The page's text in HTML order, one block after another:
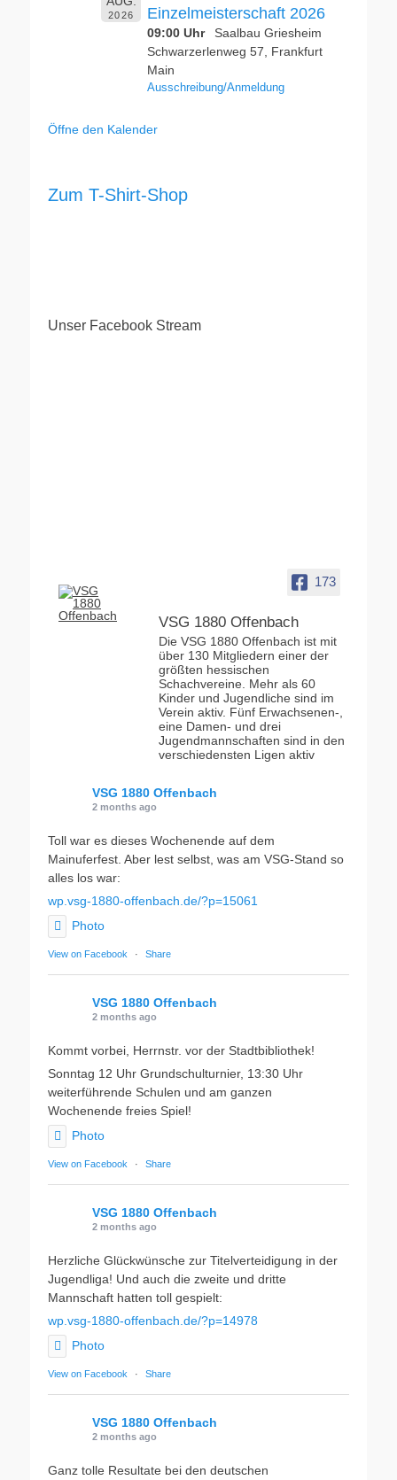
2026
Einzelmeisterschaft 2026
09:00 Uhr
Saalbau Griesheim
Schwarzerlenweg 57, Frankfurt
Main
Ausschreibung/Anmeldung
Öffne den Kalender
Zum T-Shirt-Shop
Unser Facebook Stream
173
VSG 1880 Offenbach
Die VSG 1880 Offenbach ist mit
über 130 Mitgliedern einer der
größten hessischen
Schachvereine. Mehr als 60
Kinder und Jugendliche sind im
Verein aktiv. Fünf Erwachsenen-,
eine Damen- und drei
Jugendmannschaften sind in den
verschiedensten Ligen aktiv
VSG 1880 Offenbach
2 months ago
Toll war es dieses Wochenende auf dem
Mainuferfest. Aber lest selbst, was am VSG-Stand so
alles los war:
wp.vsg-1880-offenbach.de/?p=15061
Photo
View on Facebook · Share
VSG 1880 Offenbach
2 months ago
Kommt vorbei, Herrnstr. vor der Stadtbibliothek!
Sonntag 12 Uhr Grundschulturnier, 13:30 Uhr
weiterführende Schulen und am ganzen
Wochenende freies Spiel!
Photo
View on Facebook · Share
VSG 1880 Offenbach
2 months ago
Herzliche Glückwünsche zur Titelverteidigung in der
Jugendliga! Und auch die zweite und dritte
Mannschaft hatten toll gespielt:
wp.vsg-1880-offenbach.de/?p=14978
Photo
View on Facebook · Share
VSG 1880 Offenbach
2 months ago
Ganz tolle Resultate bei den deutschen